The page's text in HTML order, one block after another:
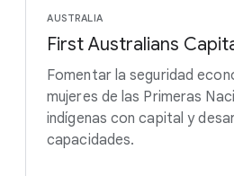
AUSTRALIA
First Australians
Fomentar la seguridad
mujeres de las Primeras
indígenas con capital y
capacidades.